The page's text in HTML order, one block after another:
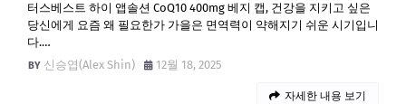
터스베스트 하이 앱솔션 CoQ10 400mg 베지 캡, 건강을 지키고 싶은
당신에게 요즘 왜 필요한가 가을은 면역력이 약해지기 쉬운 시기입니
다.…
신승엽(Alex Shin)
12월 18, 2025
자세한 내용 보기